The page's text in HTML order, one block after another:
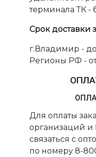
терминала ТК -
Срок доставки
г.Владимир -
Регионы РФ -
Для оплаты
организаций
связаться с
по номеру 8-